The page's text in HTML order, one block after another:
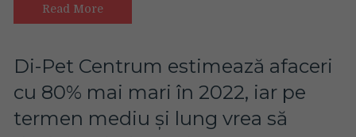
imprimare
în
noul
Xiaomi
12
Lite
Read More
Di-Pet Centrum estimează afaceri
cu 80% mai mari în 2022, iar pe
termen mediu și lung vrea să